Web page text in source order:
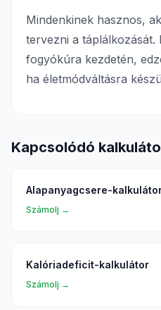
Mindenkinek hasznos,
tervezni a táplálkozását.
fogyókúra kezdetén,
ha életmódváltásra
Kapcsolódó
Alapanyagcsere-kalkulátor
Számolj →
Kalóriadeficit-kalkulátor
Számolj →